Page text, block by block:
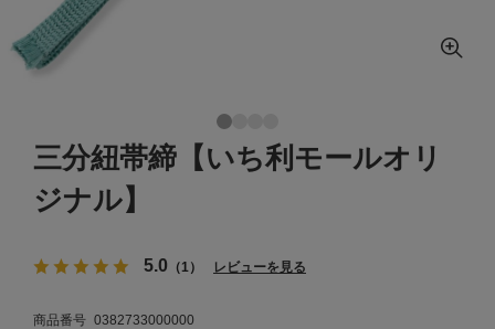
三分紐帯締【いち利モールオリ
ジナル】
5.0 （1） レビューを見る
商品番号 0382733000000